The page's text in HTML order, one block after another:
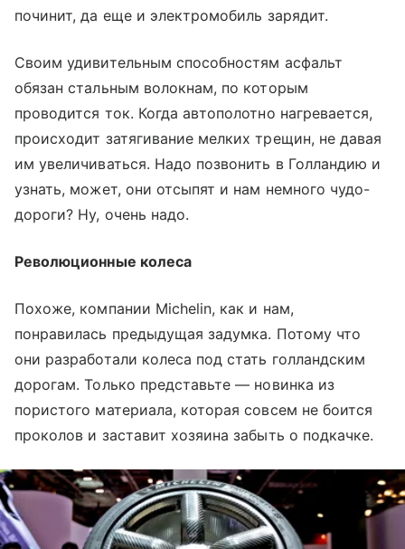
починит, да еще и электромобиль зарядит.
Своим удивительным способностям асфальт
обязан стальным волокнам, по которым
проводится ток. Когда автополотно нагревается,
происходит затягивание мелких трещин, не давая
им увеличиваться. Надо позвонить в Голландию и
узнать, может, они отсыпят и нам немного чудо-
дороги? Ну, очень надо.
Революционные колеса
Похоже, компании Michelin, как и нам,
понравилась предыдущая задумка. Потому что
они разработали колеса под стать голландским
дорогам. Только представьте — новинка из
пористого материала, которая совсем не боится
проколов и заставит хозяина забыть о подкачке.